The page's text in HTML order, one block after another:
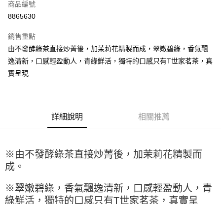
超商取貨付款
Apple Pay
街口支付
AFTEE先享後付
AFTEE先享後付是「在收到商品之後才付款」的支付方式。 讓您購物簡單
便利好安心！
１．簡單：不需註冊會員、不需綁卡、不需儲值。
３．安心：先確認商品／服務後，再付款。
ATM付款
運送方式
全家取貨付款-重量限制含紙箱10kg，請控制商品重量在9~9.5
kg
商品編號
8865630
銷售重點
由不發酵綠茶直接炒菁後，加茉莉花精製而成，翠嫩碧綠，香氣飄
逸清新，口感輕盈動人，青綠鮮活，獨特的口感只有T世家茗茶，真
實呈現
詳細說明 相關推薦
※由不發酵綠茶直接炒菁後，加茉莉花精製而
成。
※翠嫩碧綠，香氣飄逸清新，口感輕盈動人，青
綠鮮活，獨特的口感只有T世家茗茶，真實呈